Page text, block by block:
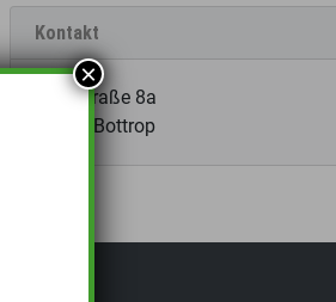
Kontakt
Pfarrstraße 8a
46236 Bottrop
×